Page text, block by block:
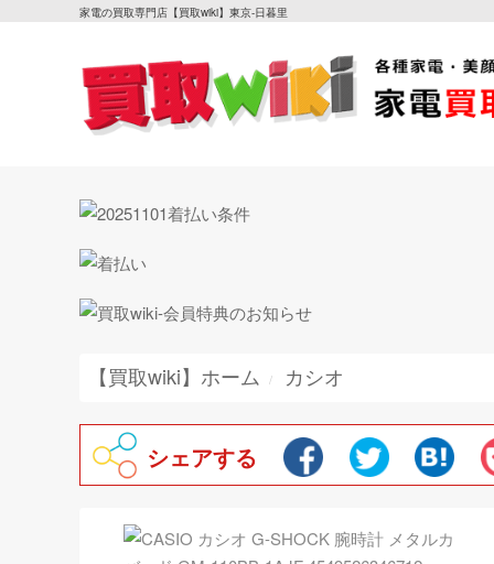
家電の買取専門店【買取wiki】東京-日暮里
【買取wiki】ホーム カシオ
シェアする